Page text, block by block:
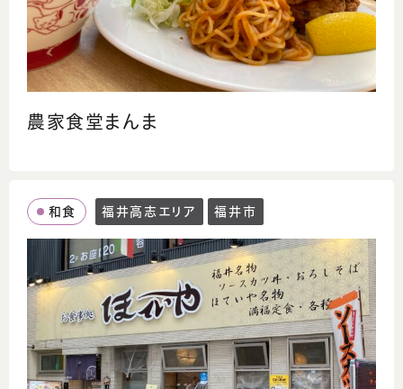
農家食堂まんま
和食 福井高志エリア 福井市